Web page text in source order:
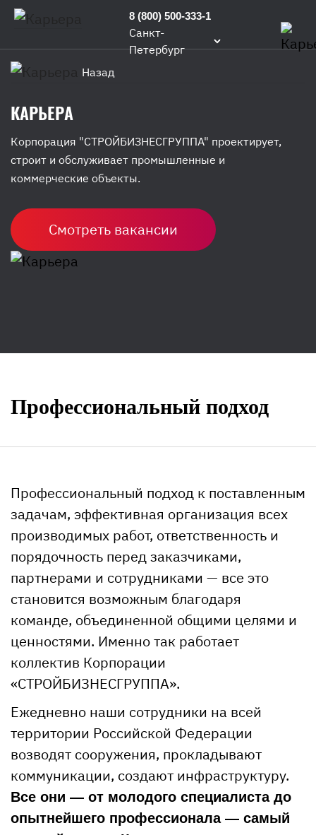
8 (800) 500-333-1
Санкт-
Петербург
Назад
КАРЬЕРА
Корпорация "СТРОЙБИЗНЕСГРУППА" проектирует,
строит и обслуживает промышленные и
коммерческие объекты.
Смотреть вакансии
Профессиональный подход
Профессиональный подход к поставленным
задачам, эффективная организация всех
производимых работ, ответственность и
порядочность перед заказчиками,
партнерами и сотрудниками — все это
становится возможным благодаря
команде, объединенной общими целями и
ценностями. Именно так работает
коллектив Корпорации
«СТРОЙБИЗНЕСГРУППА».
Ежедневно наши сотрудники на всей
территории Российской Федерации
возводят сооружения, прокладывают
коммуникации, создают инфраструктуру.
Все они — от молодого специалиста до
опытнейшего профессионала — самый